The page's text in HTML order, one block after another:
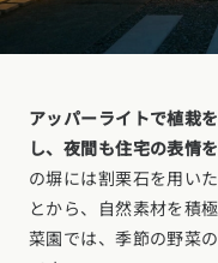
アッパーライトで植栽
し、夜間も住宅の表情
の塀には割栗石を用い
とから、自然素材を積
菜園では、季節の野菜
カタログ請求